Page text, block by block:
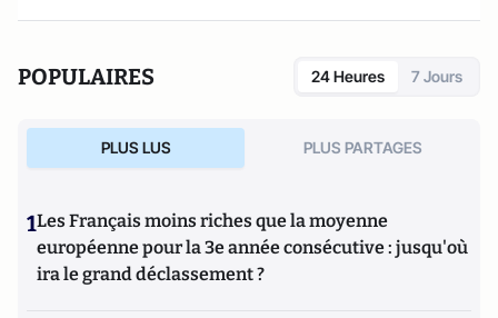
POPULAIRES 24 Heures 7 Jours
PLUS LUS PLUS PARTAGES
1Les Français moins riches que la moyenne
européenne pour la 3e année consécutive : jusqu'où
ira le grand déclassement ?